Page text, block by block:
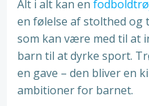
Alt i alt kan en
en følelse af stolthed
som kan være med til at
barn til at dyrke sport.
en gave – den bliver en
ambitioner for barnet.